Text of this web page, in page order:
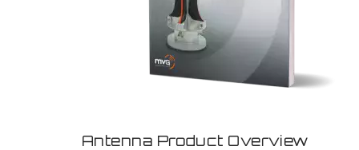
Antenna Product Overview